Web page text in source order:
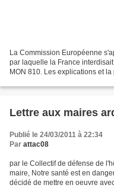
La Commission Européenne
par laquelle la France
MON 810. Les explications et
Lettre aux maires
Publié le 24/03/2011 à 22:34
Par attac08
par le Collectif de défense de
maire, Notre santé est en
décidé de mettre en oeuvre